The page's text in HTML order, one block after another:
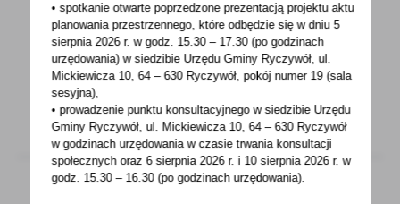
Od kwietnia 2021 r. zebrano już ponad 25 tys.
wypełnionych ankiet, w tym ponad 2,4 tys.
w Wielkopolsce...
• spotkanie otwarte poprzedzone prezentacją projektu aktu
planowania przestrzennego, które odbędzie się w dniu 5
sierpnia 2026 r.w godz. 15.30 – 17.30 (po godzinach
urzędowania) w siedzibie Urzędu Gminy Ryczywół, ul.
Mickiewicza 10, 64 – 630 Ryczywół, pokójnumer 19 (sala
sesyjna),
• prowadzenie punktu konsultacyjnego w siedzibie Urzędu
Gminy Ryczywół, ul. Mickiewicza 10, 64 – 630 Ryczywół
w godzinachurzędowania w czasie trwania konsultacji
społecznych oraz 6 sierpnia 2026 r. i 10 sierpnia 2026 r. w
godz. 15.30 – 16.30 (po godzinachurzędowania).